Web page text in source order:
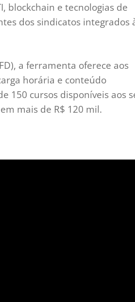
blockchain e tecnologias de
dos sindicatos integrados
a ferramenta oferece aos
horária e conteúdo
150 cursos disponíveis aos
mais de R$ 120 mil.